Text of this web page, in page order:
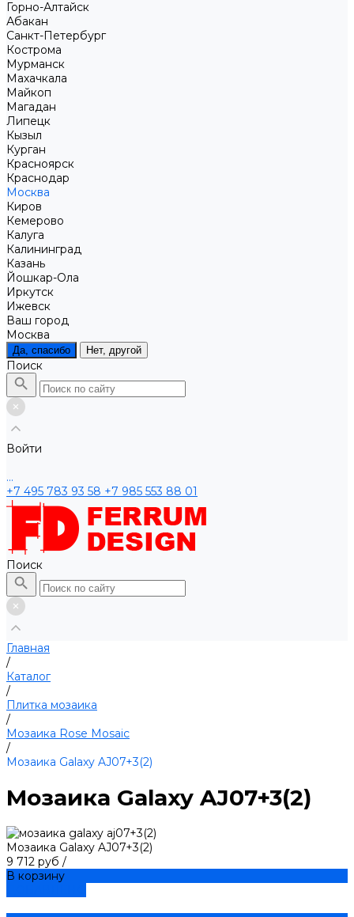
Горно-Алтайск
Абакан
Санкт-Петербург
Кострома
Мурманск
Махачкала
Майкоп
Магадан
Липецк
Кызыл
Курган
Красноярск
Краснодар
Москва
Киров
Кемерово
Калуга
Калининград
Казань
Йошкар-Ола
Иркутск
Ижевск
Ваш город
Москва
Да, спасибо Нет, другой
Поиск
Войти
...
+7 495 783 93 58 +7 985 553 88 01
Поиск
Главная
/
Каталог
/
Плитка мозаика
/
Мозаика Rose Mosaic
/
Мозаика Galaxy AJ07+3(2)
Мозаика Galaxy AJ07+3(2)
Мозаика Galaxy AJ07+3(2)
9 712 руб /
В корзину